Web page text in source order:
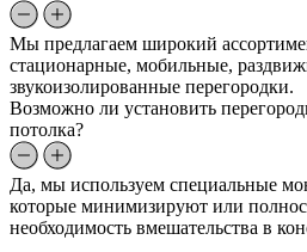
Мы предлагаем широкий
стационарные, мобильные,
звукоизолированные перегородки.
Возможно ли установить
потолка?
Да, мы используем специальные
которые минимизируют или
необходимость вмешательства в